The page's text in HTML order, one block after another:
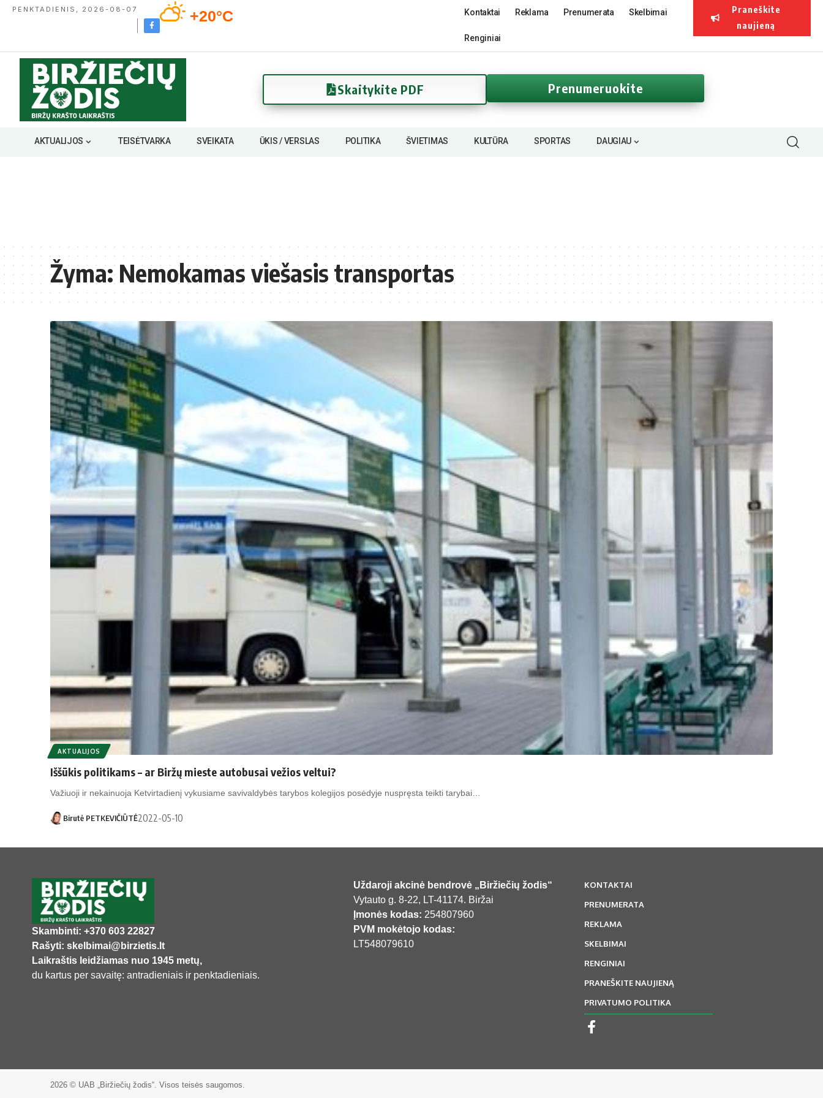
PENKTADIENIS, 2026-08-07 +20°C Kontaktai Reklama Prenumerata Skelbimai
Renginiai
Praneškite
naujieną
Skaitykite PDF Prenumeruokite
AKTUALIJOS TEISĖTVARKA SVEIKATA ŪKIS / VERSLAS POLITIKA ŠVIETIMAS KULTŪRA SPORTAS DAUGIAU
Žyma:Nemokamas viešasis transportas
AKTUALIJOS
Iššūkis politikams – ar Biržų mieste autobusai vežios veltui?
Važiuoji ir nekainuoja Ketvirtadienį vykusiame savivaldybės tarybos kolegijos posėdyje nuspręsta teikti tarybai…
Birutė PETKEVIČIŪTĖ2022-05-10
Skambinti: +370 603 22827
Rašyti: skelbimai@birzietis.lt
Laikraštis leidžiamas nuo 1945 metų,
du kartus per savaitę: antradieniais ir penktadieniais.
Uždaroji akcinė bendrovė „Biržiečių žodis“
Vytauto g. 8-22, LT-41174. Biržai
Įmonės kodas: 254807960
PVM mokėtojo kodas:
LT548079610
KONTAKTAI
PRENUMERATA
REKLAMA
SKELBIMAI
RENGINIAI
PRANEŠKITE NAUJIENĄ
PRIVATUMO POLITIKA
2026 © UAB „Biržiečių žodis“. Visos teisės saugomos.